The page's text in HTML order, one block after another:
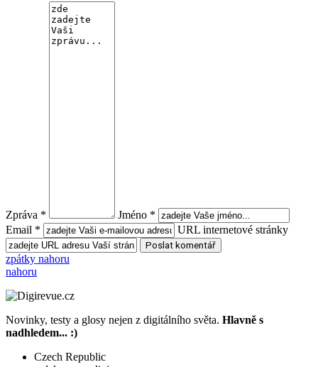
Zpráva *
Jméno *
Email *
URL internetové stránky
zpátky nahoru
nahoru
Novinky, testy a glosy nejen z digitálního světa. Hlavně s
nadhledem... :)
Czech Republic